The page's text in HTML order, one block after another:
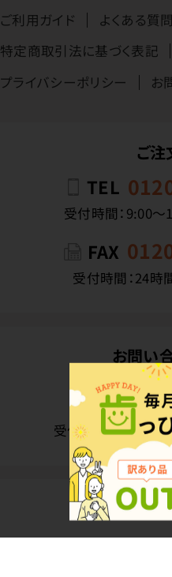
ご利用ガイド よくある質問
特定商取引法に基づく表記
プライバシーポリシー
お
ご注
TEL
受付時間：9:00
FAX
受付時間：24時
お問い
カスタマーサ
0120-
受付時間：10:00〜
公式